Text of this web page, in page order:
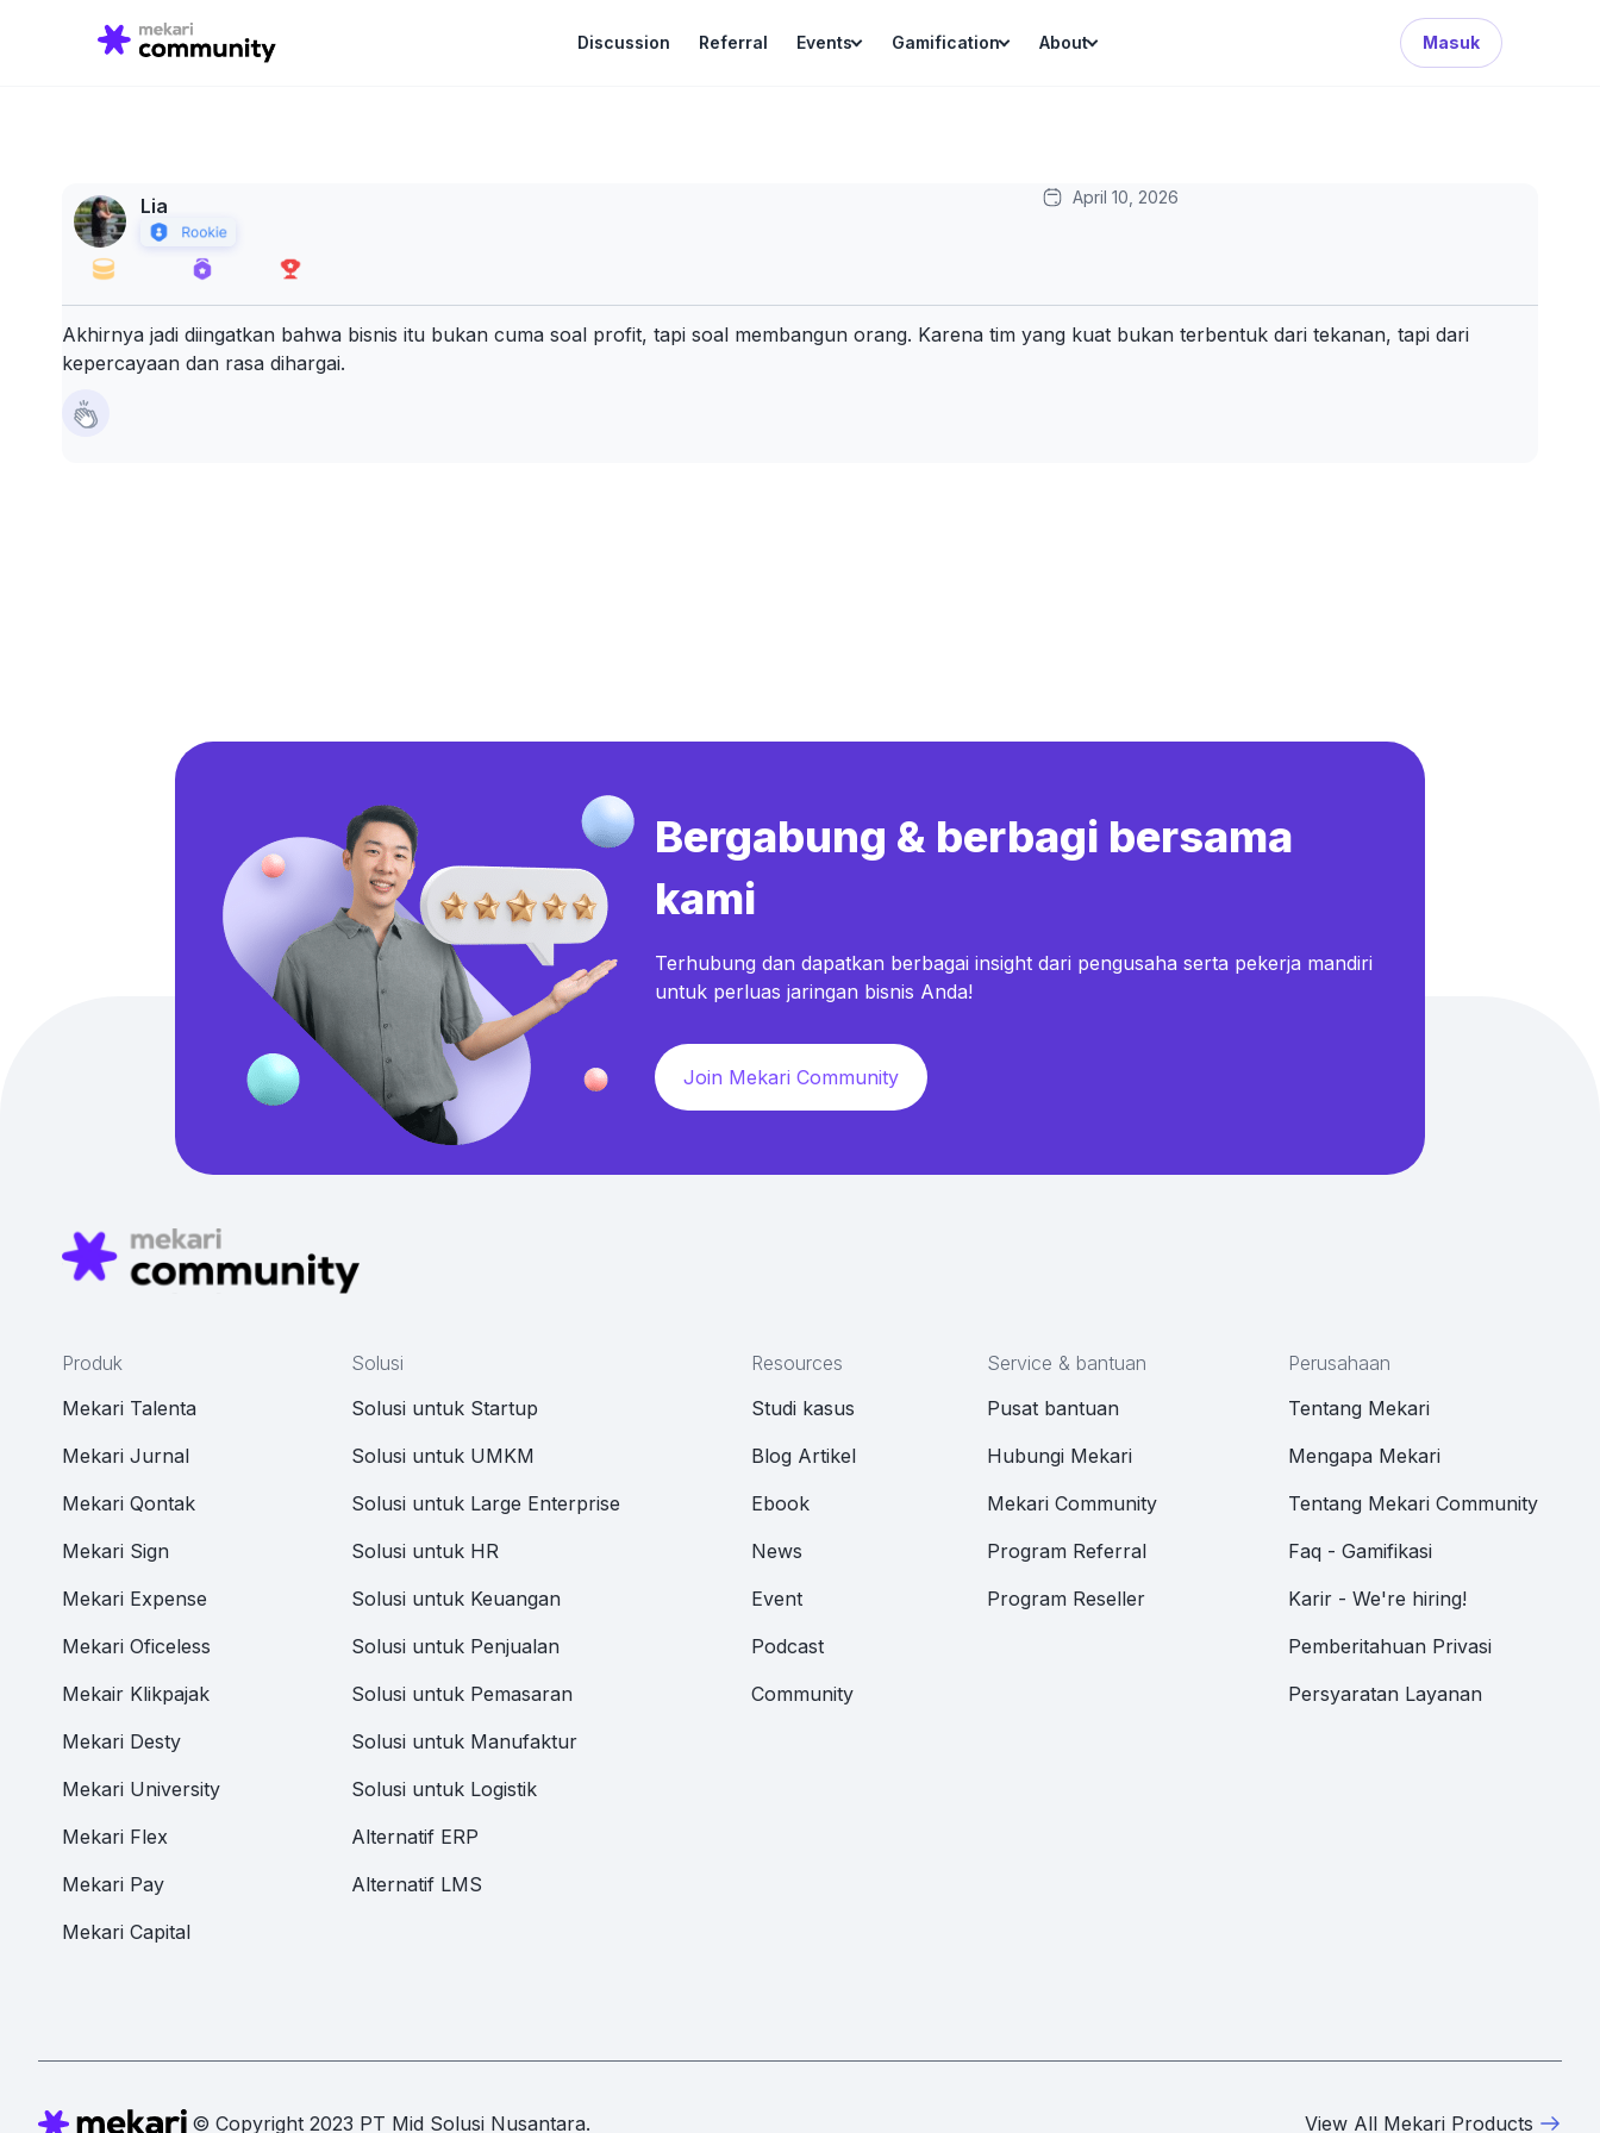
Discussion Referral Events Gamification About Masuk
for:
Search Button
Lia April 10, 2026
Akhirnya jadi diingatkan bahwa bisnis itu bukan cuma soal profit, tapi soal membangun orang. Karena tim yang kuat bukan terbentuk dari tekanan, tapi dari
kepercayaan dan rasa dihargai.
Bergabung & berbagi bersama
kami
Terhubung dan dapatkan berbagai insight dari pengusaha serta pekerja mandiri
untuk perluas jaringan bisnis Anda!
Join Mekari Community
Produk
Mekari Talenta
Mekari Jurnal
Mekari Qontak
Mekari Sign
Mekari Expense
Mekari Oficeless
Mekair Klikpajak
Mekari Desty
Mekari University
Mekari Flex
Mekari Pay
Mekari Capital
Solusi
Solusi untuk Startup
Solusi untuk UMKM
Solusi untuk Large Enterprise
Solusi untuk HR
Solusi untuk Keuangan
Solusi untuk Penjualan
Solusi untuk Pemasaran
Solusi untuk Manufaktur
Solusi untuk Logistik
Alternatif ERP
Alternatif LMS
Resources
Studi kasus
Blog Artikel
Ebook
News
Event
Podcast
Community
Service & bantuan
Pusat bantuan
Hubungi Mekari
Mekari Community
Program Referral
Program Reseller
Perusahaan
Tentang Mekari
Mengapa Mekari
Tentang Mekari Community
Faq - Gamifikasi
Karir - We're hiring!
Pemberitahuan Privasi
Persyaratan Layanan
© Copyright 2023 PT Mid Solusi Nusantara. View All Mekari Products